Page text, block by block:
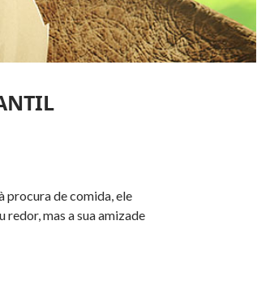
procura de comida, ele
redor, mas a sua amizade